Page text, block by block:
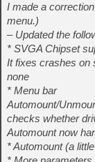
I made a
menu.)
– Updated the
* SVGA Chipset
It fixes crashes on
none
* Menu bar
Automount/
checks whether
Automount now
* Automount (a